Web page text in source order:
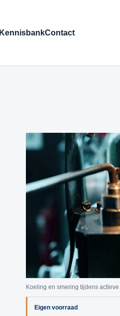
KennisbankContact
Koeling en smering tijdens actieve
Eigen voorraad